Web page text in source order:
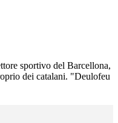
sportivo del Barcellona,
dei catalani. "Deulofeu